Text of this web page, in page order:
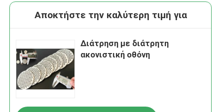
Αποκτήστε την καλύτερη τιμή για
Διάτρηση με διάτρητη
ακονιστική οθόνη